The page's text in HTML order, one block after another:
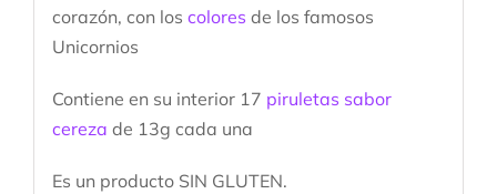
corazón, con los colores de los famosos
Unicornios
Contiene en su interior 17 piruletas sabor
cereza de 13g cada una
Es un producto SIN GLUTEN.